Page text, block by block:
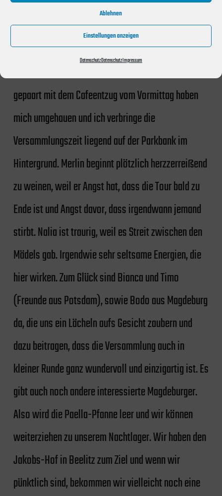
Ablehnen
Einstellungen anzeigen
DatenschutzDatenschutzImpressum
angezeigt, weil der angeblich die To-Go-Abholregeln
nicht coronakonform eingehalten hat. Ich bekomme
diesen Energienaustausch diesmal
gepaart mit dem Cafeentzug vom Vormittag haben
mich umgehauen und ich verbringe die
Versammlungszeit liegend auf der Parkbank im
Hintergrund. Merlin beginnt plötzlich herzzerreißend
zu weinen, weil er Angst hat, dass die Tour bald zu
Ende ist und Angst davor, dass irgendwann jemand
stirbt. Nalia ist traurig, weil es Streit zwischen den
Mädels gab. Irgendwie sehr seltsame Energien, die
hier wirken. Zum Glück sind Bianca und Timo
(Freunde aus Potsdam), sowie Bodo aus Magdeburg
da, die uns ein Lächeln aufs Gesicht zaubern und
dazu beitragen, dass die Versammlung auch in
kleiner Runde ganz wundervoll und einzigartig ist. Es
gibt auch noch andere interessierte Magdeburger.
Also wird die Paella-Pfanne leer und wir können
weiterziehen zu unserem Nachtlager. Wir haben den
Jakobs-Hof in Beelitz zum Ziel und wenn wir
pünktlich sind, bekommen wir vielleicht noch eine